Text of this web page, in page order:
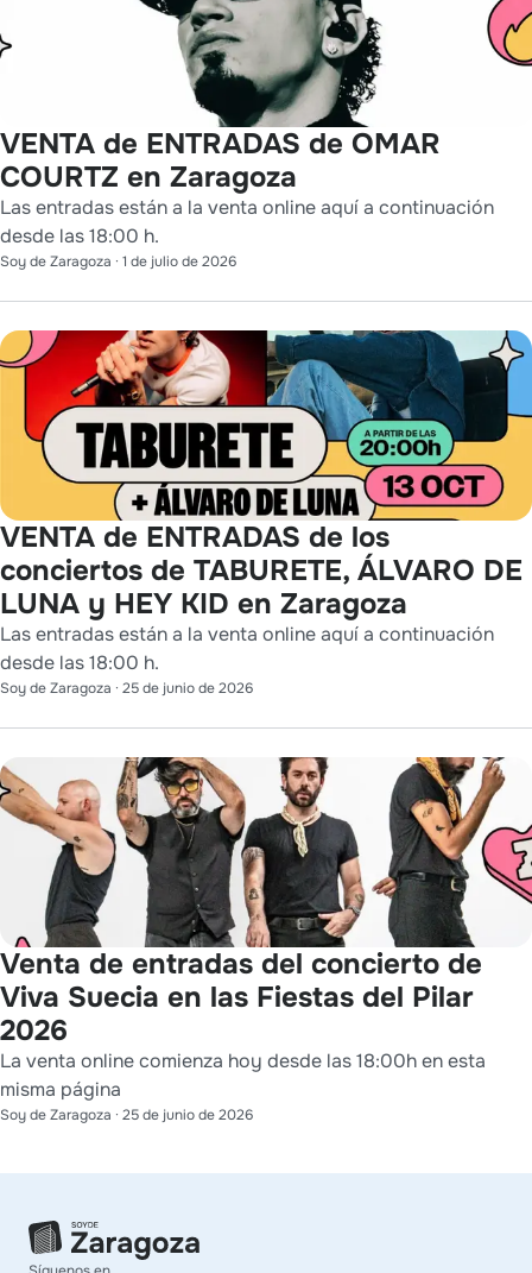
VENTA de ENTRADAS de OMAR
COURTZ en Zaragoza
Las entradas están a la venta online aquí a continuación
desde las 18:00 h.
Soy de Zaragoza · 1 de julio de 2026
VENTA de ENTRADAS de los
conciertos de TABURETE, ÁLVARO DE
LUNA y HEY KID en Zaragoza
Las entradas están a la venta online aquí a continuación
desde las 18:00 h.
Soy de Zaragoza · 25 de junio de 2026
Venta de entradas del concierto de
Viva Suecia en las Fiestas del Pilar
2026
La venta online comienza hoy desde las 18:00h en esta
misma página
Soy de Zaragoza · 25 de junio de 2026